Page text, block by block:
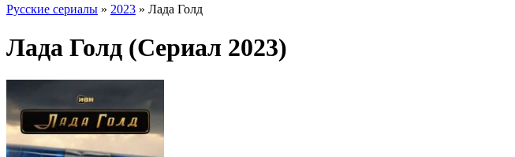
Русские сериалы » 2023 » Лада Голд
Лада Голд (Сериал 2023)